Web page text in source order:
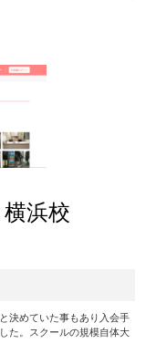
浜校
決めていた事もあり入会手
た。スクールの規模自体大